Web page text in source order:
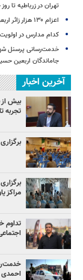
تهران در زرباطیه تا روز جمعه
اعزام ۱۳۰ هزار زائر اربعین از پایانه‌های مسافربری شهر تهران
کدام مدارس در
خدمت‌رسانی پرسنل
جاماندگان اربعین
آخرین اخبار
تجربه
مراکز
تداوم
احمدی